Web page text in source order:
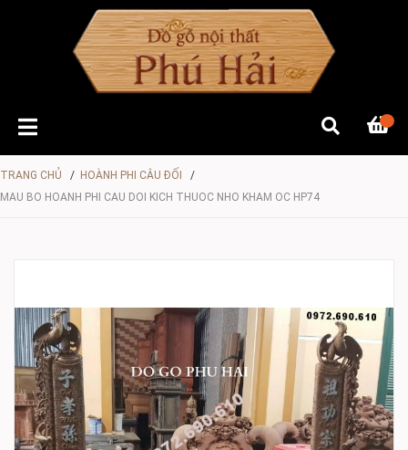
TRANG CHỦ / HOÀNH PHI CÂU ĐỐI
/
MAU BO HOANH PHI CAU DOI KICH THUOC NHO KHAM OC HP74